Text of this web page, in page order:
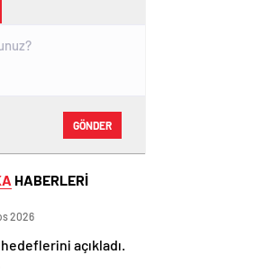
GÖNDER
HABERLERİ
2026
açıkladı.